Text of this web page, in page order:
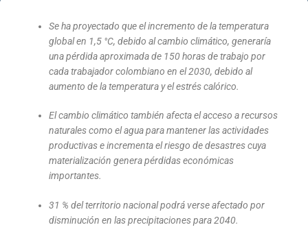
Se ha proyectado que el incremento de la temperatura
global en 1,5 °C, debido al cambio climático, generaría
una pérdida aproximada de 150 horas de trabajo por
cada trabajador colombiano en el 2030, debido al
aumento de la temperatura y el estrés calórico.
El cambio climático también afecta el acceso a recursos
naturales como el agua para mantener las actividades
productivas e incrementa el riesgo de desastres cuya
materialización genera pérdidas económicas
importantes.
31 % del territorio nacional podrá verse afectado por
disminución en las precipitaciones para 2040.